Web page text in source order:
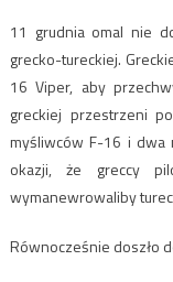
11 grudnia omal nie
grecko-tureckiej.
16 Viper, aby
greckiej przestrzeni
myśliwców F-16 i dwa
okazji, że greccy
wymanewrowaliby
Równocześnie doszło